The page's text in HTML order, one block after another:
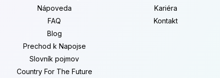
Nápoveda
FAQ
Blog
Prechod k Napojse
Slovník pojmov
Country For The Future
Kariéra
Kontakt